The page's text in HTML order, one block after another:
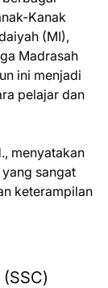
Kanak
(MI),
Madrasah
ini menjadi
pelajar dan
menyatakan
sangat
keterampilan